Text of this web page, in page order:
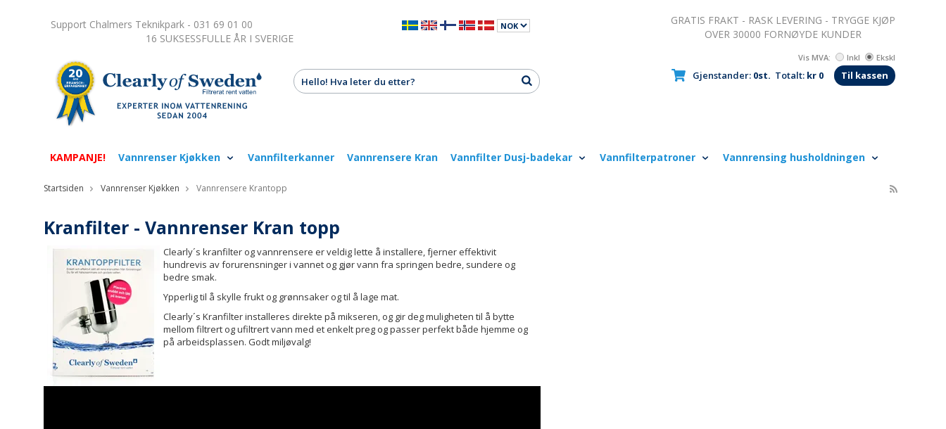
Support Chalmers Teknikpark - 031 69 01 00
16 SUKSESSFULLE ÅR I SVERIGE
GRATIS FRAKT - RASK LEVERING - TRYGGE KJØP
OVER 30000 FORNØYDE KUNDER
Gjenstander: 0st. Totalt: kr 0 Til kassen
Vis MVA: Inkl Ekskl
KAMPANJE! Vannrenser Kjøkken Vannfilterkanner Vannrensere Kran Vannfilter Dusj-badekar Vannfilterpatroner Vannrensing husholdningen
Startsiden Vannrenser Kjøkken Vannrensere Krantopp
Kranfilter - Vannrenser Kran topp
Clearly´s kranfilter og vannrensere er veldig lette å installere, fjerner effektivit
hundrevis av forurensninger i vannet og gjør vann fra springen bedre, sundere og
bedre smak.
Ypperlig til å skylle frukt og grønnsaker og til å lage mat.
Clearly´s Kranfilter installeres direkte på mikseren, og gir deg muligheten til å bytte
mellom filtrert og ufiltrert vann med et enkelt preg og passer perfekt både hjemme og
på arbeidsplassen. Godt miljøvalg!